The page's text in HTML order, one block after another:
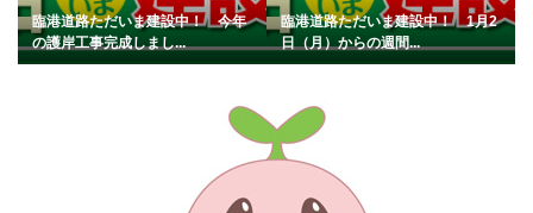
臨港道路ただいま建設中！ 今年
の護岸工事完成しまし...
臨港道路ただいま建設中！ 1月2
日（月）からの週間...